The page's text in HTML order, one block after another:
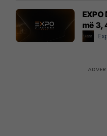
EXPO
më 3,